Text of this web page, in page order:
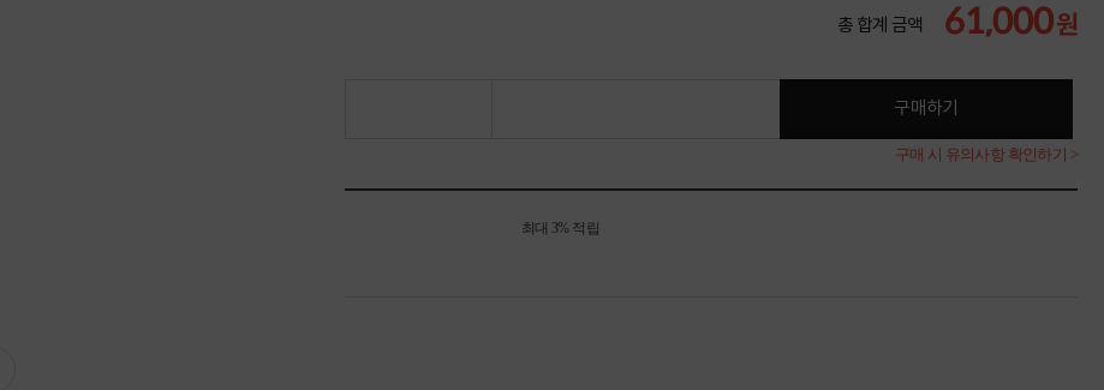
총 합계 금액 61,000원
구매하기
구매 시 유의사항 확인하기 >
최대 3% 적립